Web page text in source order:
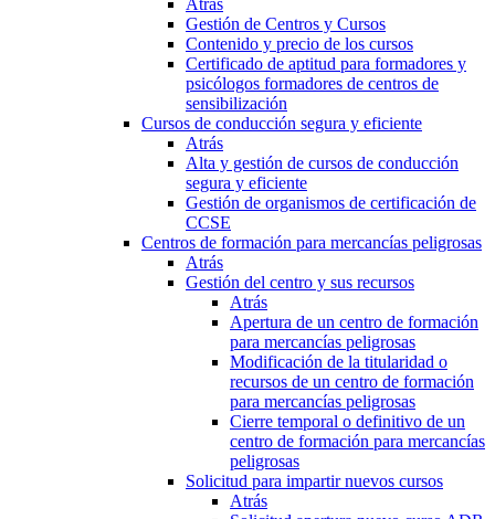
Atrás
Gestión de Centros y Cursos
Contenido y precio de los cursos
Certificado de aptitud para formadores y
psicólogos formadores de centros de
sensibilización
Cursos de conducción segura y eficiente
Atrás
Alta y gestión de cursos de conducción
segura y eficiente
Gestión de organismos de certificación de
CCSE
Centros de formación para mercancías peligrosas
Atrás
Gestión del centro y sus recursos
Atrás
Apertura de un centro de formación
para mercancías peligrosas
Modificación de la titularidad o
recursos de un centro de formación
para mercancías peligrosas
Cierre temporal o definitivo de un
centro de formación para mercancías
peligrosas
Solicitud para impartir nuevos cursos
Atrás